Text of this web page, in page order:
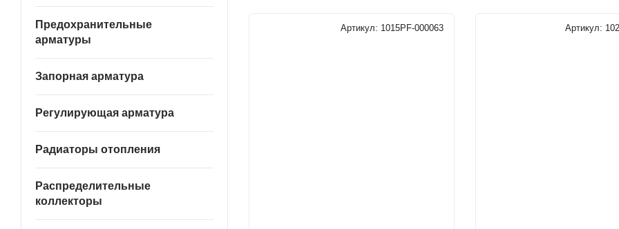
Предохранительные
арматуры
Запорная арматура
Регулирующая арматура
Радиаторы отопления
Распределительные
коллекторы
Артикул: 1015PF-000063 Артикул: